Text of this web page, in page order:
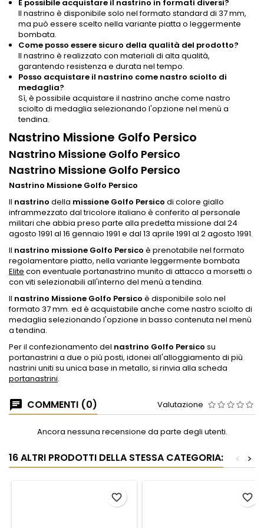
È possibile acquistare il nastrino in formati diversi?
Il nastrino è disponibile solo nel formato standard di 37 mm,
ma può essere scelto nella variante piatta o leggermente
bombata.
Come posso essere sicuro della qualità del prodotto?
Il nastrino è realizzato con materiali di alta qualità,
garantendo resistenza e durata nel tempo.
Posso acquistare il nastrino come nastro sciolto di
medaglia?
Sì, è possibile acquistare il nastrino anche come nastro
sciolto di medaglia selezionando l'opzione nel menù a
tendina.
Nastrino Missione Golfo Persico
Nastrino Missione Golfo Persico
Nastrino Missione Golfo Persico
Nastrino Missione Golfo Persico
Il nastrino della missione Golfo Persico di colore giallo
inframmezzato dal tricolore italiano è conferito al personale
militari che abbia preso parte alla predetta missione dal 24
agosto 1991 al 16 gennaio 1991 e dal 13 aprile 1991 al 2 agosto 1991.
ll nastrino missione Golfo Persico è prenotabile nel formato
regolamentare piatto, nella variante leggermente bombata
Elite con eventuale portanastrino munito di attacco a morsetti o
con viti selezionabili all'interno del menù a tendina.
Il nastrino Missione Golfo Persico è disponibile solo nel
formato 37 mm. ed è acquistabile anche come nastro sciolto di
medaglia selezionando l'opzione in basso contenuta nel menù
a tendina.
Per il confezionamento del nastrino Golfo Persico su
portanastrini a due o più posti, idonei all'alloggiamento di più
nastrini uniti su unica base in metallo, si rinvia alla scheda
portanastrini.
COMMENTI (0) Valutazione
Ancora nessuna recensione da parte degli utenti.
16 ALTRI PRODOTTI DELLA STESSA CATEGORIA: >
<
favorite_border favorite_border